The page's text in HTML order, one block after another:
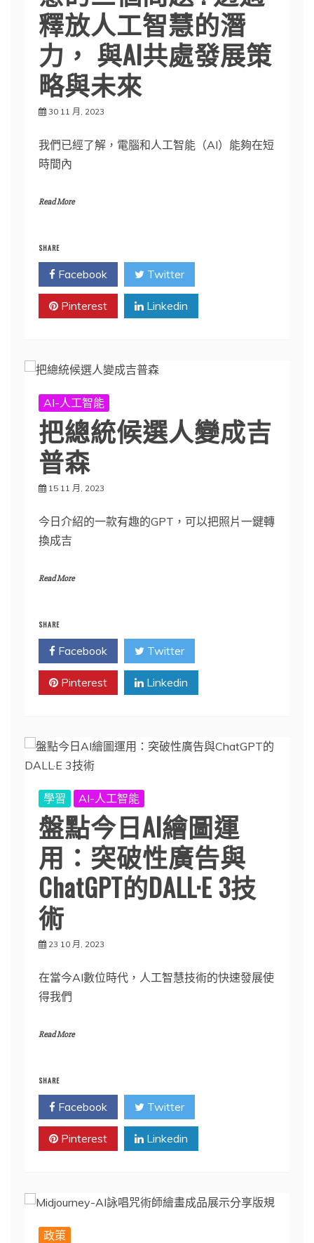
釋放人工智慧的潛
力， 與AI共處發展策
略與未來
30 11 月, 2023
我們已經了解，電腦和人工智能（AI）能夠在短
時間內
Read More
SHARE
Facebook Twitter
Pinterest Linkedin
AI-人工智能
把總統候選人變成吉
普森
15 11 月, 2023
今日介紹的一款有趣的GPT，可以把照片一鍵轉
換成吉
Read More
SHARE
Facebook Twitter
Pinterest Linkedin
學習 AI-人工智能
盤點今日AI繪圖運
用：突破性廣告與
ChatGPT的DALL·E 3技
術
23 10 月, 2023
在當今AI數位時代，人工智慧技術的快速發展使
得我們
Read More
SHARE
Facebook Twitter
Pinterest Linkedin
政策